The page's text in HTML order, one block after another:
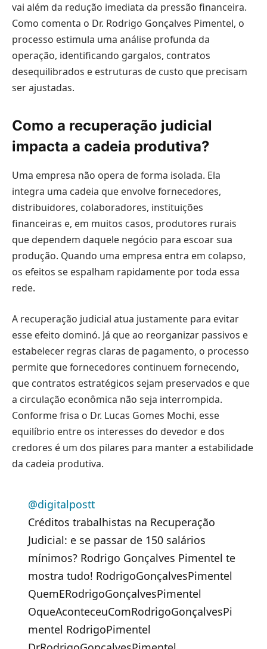
vai além da redução imediata da pressão financeira.
Como comenta o Dr. Rodrigo Gonçalves Pimentel, o
processo estimula uma análise profunda da
operação, identificando gargalos, contratos
desequilibrados e estruturas de custo que precisam
ser ajustadas.
Como a recuperação judicial
impacta a cadeia produtiva?
Uma empresa não opera de forma isolada. Ela
integra uma cadeia que envolve fornecedores,
distribuidores, colaboradores, instituições
financeiras e, em muitos casos, produtores rurais
que dependem daquele negócio para escoar sua
produção. Quando uma empresa entra em colapso,
os efeitos se espalham rapidamente por toda essa
rede.
A recuperação judicial atua justamente para evitar
esse efeito dominó. Já que ao reorganizar passivos e
estabelecer regras claras de pagamento, o processo
permite que fornecedores continuem fornecendo,
que contratos estratégicos sejam preservados e que
a circulação econômica não seja interrompida.
Conforme frisa o Dr. Lucas Gomes Mochi, esse
equilíbrio entre os interesses do devedor e dos
credores é um dos pilares para manter a estabilidade
da cadeia produtiva.
@digitalpostt
Créditos trabalhistas na Recuperação
Judicial: e se passar de 150 salários
mínimos? Rodrigo Gonçalves Pimentel te
mostra tudo! RodrigoGonçalvesPimentel
QuemERodrigoGonçalvesPimentel
OqueAconteceuComRodrigoGonçalvesPi
mentel RodrigoPimentel